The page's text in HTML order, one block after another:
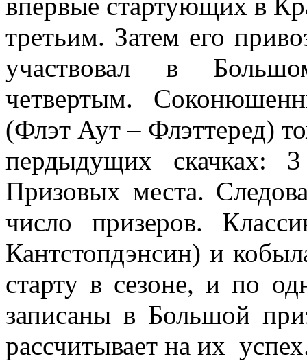
третьим. Затем его
участвовал в
четвертым.
(Флэт Аут – Флэттеред)
пердыдущих скачках:
Призовых места.
число призеров.
Кантстопдэнсин) и
старту в сезоне, и по
записаны в Большой
рассчитывает на их